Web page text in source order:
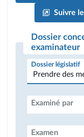
Suivre
Dossier
examinateur
Dossier législatif
Examiné par
Examen